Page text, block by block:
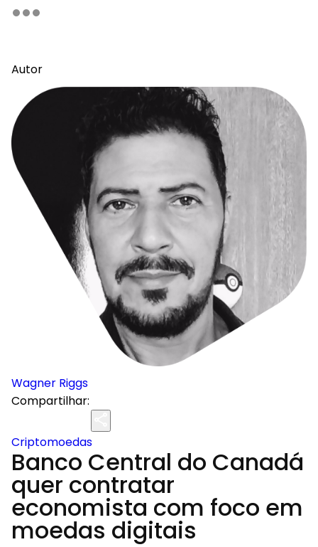
Autor
Wagner Riggs
Compartilhar:
Criptomoedas
Banco Central do Canadá
quer contratar
economista com foco em
moedas digitais